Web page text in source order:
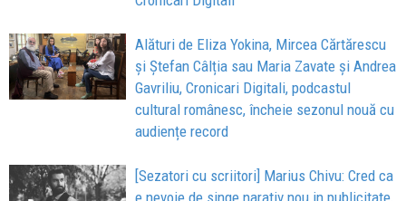
Alături de Eliza Yokina, Mircea Cărtărescu
și Ștefan Câlția sau Maria Zavate și Andrea
Gavriliu, Cronicari Digitali, podcastul
cultural românesc, încheie sezonul nouă cu
audiențe record
[Sezatori cu scriitori] Marius Chivu: Cred ca